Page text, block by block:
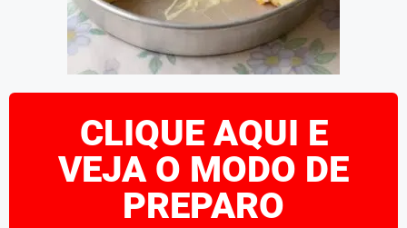
CLIQUE AQUI E
VEJA O MODO DE
PREPARO